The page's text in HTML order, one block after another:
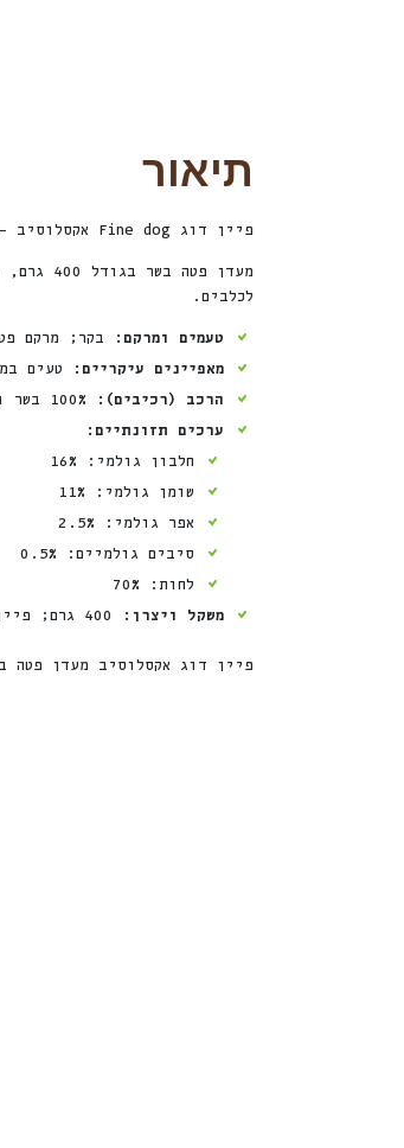
תיאור
פיין דוג Fine dog אקסלוסיב — מעדן פטה לכלבים בטעם בקר. מרקם פטה טעים במיוחד, מתאים לכל סוגי הכלבים ואהוב גם על כלבים בררנים.
מעדן
לכלבים.
טעמים ומרקם:
בקר; מרקם
מאפיינים עיקריים:
טעים
הרכב (רכיבים):
ערכים תזונתיים:
חלבון גולמי: 16%
שומן גולמי: 11%
אפר גולמי: 2.5%
סיבים גולמיים: 0.5%
לחות: 70%
משקל ויצרן:
פיין דוג אקסלוסיב מעדן פטה